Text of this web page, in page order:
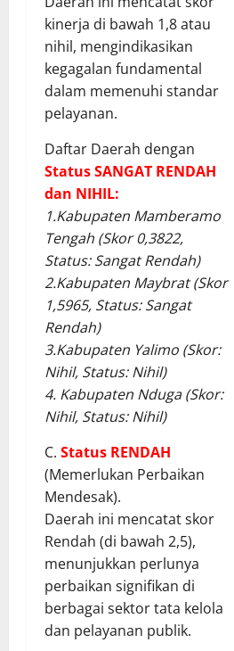
kinerja di bawah 1,8 atau
nihil, mengindikasikan
kegagalan fundamental
dalam memenuhi standar
pelayanan.
Daftar Daerah dengan
StatusSANGAT RENDAH
dan NIHIL:
1.Kabupaten Mamberamo
Tengah (Skor 0,3822,
Status: Sangat Rendah)
2.Kabupaten Maybrat (Skor
1,5965, Status: Sangat
Rendah)
3.Kabupaten Yalimo (Skor:
Nihil, Status: Nihil)
4. Kabupaten Nduga (Skor:
Nihil, Status: Nihil)
C. Status RENDAH
(Memerlukan Perbaikan
Mendesak).
Daerah ini mencatat skor
Rendah (di bawah 2,5),
menunjukkan perlunya
perbaikan signifikan di
berbagai sektor tata kelola
dan pelayanan publik.